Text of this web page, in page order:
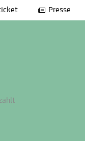
Presse